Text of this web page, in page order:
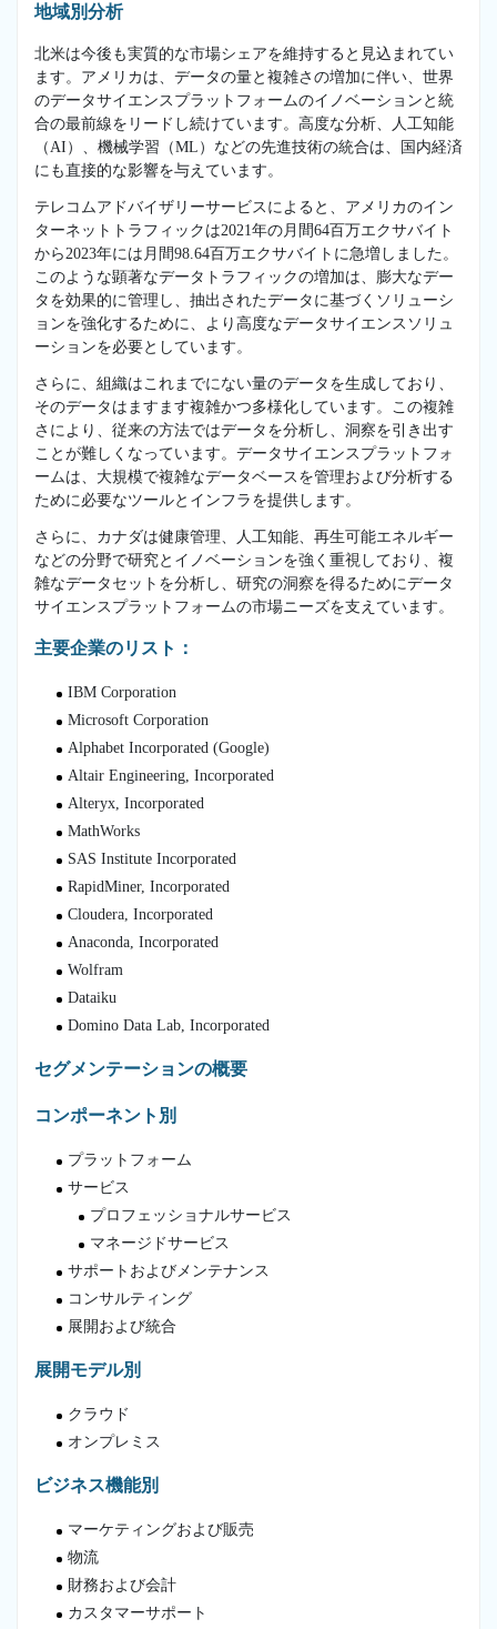
地域別分析
北米は今後も実質的な市場シェアを維持すると見込まれてい
ます。アメリカは、データの量と複雑さの増加に伴い、世界
のデータサイエンスプラットフォームのイノベーションと統
合の最前線をリードし続けています。高度な分析、人工知能
（AI）、機械学習（ML）などの先進技術の統合は、国内経済
にも直接的な影響を与えています。
テレコムアドバイザリーサービスによると、アメリカのイン
ターネットトラフィックは2021年の月間64百万エクサバイト
から2023年には月間98.64百万エクサバイトに急増しました。
このような顕著なデータトラフィックの増加は、膨大なデー
タを効果的に管理し、抽出されたデータに基づくソリューシ
ョンを強化するために、より高度なデータサイエンスソリュ
ーションを必要としています。
さらに、組織はこれまでにない量のデータを生成しており、
そのデータはますます複雑かつ多様化しています。この複雑
さにより、従来の方法ではデータを分析し、洞察を引き出す
ことが難しくなっています。データサイエンスプラットフォ
ームは、大規模で複雑なデータベースを管理および分析する
ために必要なツールとインフラを提供します。
さらに、カナダは健康管理、人工知能、再生可能エネルギー
などの分野で研究とイノベーションを強く重視しており、複
雑なデータセットを分析し、研究の洞察を得るためにデータ
サイエンスプラットフォームの市場ニーズを支えています。
主要企業のリスト：
IBM Corporation
Microsoft Corporation
Alphabet Incorporated (Google)
Altair Engineering, Incorporated
Alteryx, Incorporated
MathWorks
SAS Institute Incorporated
RapidMiner, Incorporated
Cloudera, Incorporated
Anaconda, Incorporated
Wolfram
Dataiku
Domino Data Lab, Incorporated
セグメンテーションの概要
コンポーネント別
プラットフォーム
サービス
プロフェッショナルサービス
マネージドサービス
サポートおよびメンテナンス
コンサルティング
展開および統合
展開モデル別
クラウド
オンプレミス
ビジネス機能別
マーケティングおよび販売
物流
財務および会計
カスタマーサポート